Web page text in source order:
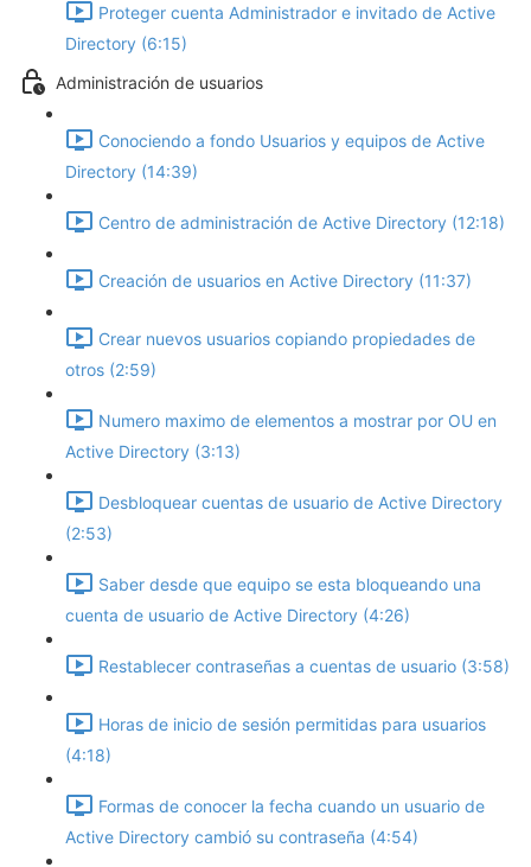
Proteger cuenta Administrador e invitado de Active
Directory (6:15)
Administración de usuarios
Conociendo a fondo Usuarios y equipos de Active
Directory (14:39)
Centro de administración de Active Directory (12:18)
Creación de usuarios en Active Directory (11:37)
Crear nuevos usuarios copiando propiedades de
otros (2:59)
Numero maximo de elementos a mostrar por OU en
Active Directory (3:13)
Desbloquear cuentas de usuario de Active Directory
(2:53)
Saber desde que equipo se esta bloqueando una
cuenta de usuario de Active Directory (4:26)
Restablecer contraseñas a cuentas de usuario (3:58)
Horas de inicio de sesión permitidas para usuarios
(4:18)
Formas de conocer la fecha cuando un usuario de
Active Directory cambió su contraseña (4:54)